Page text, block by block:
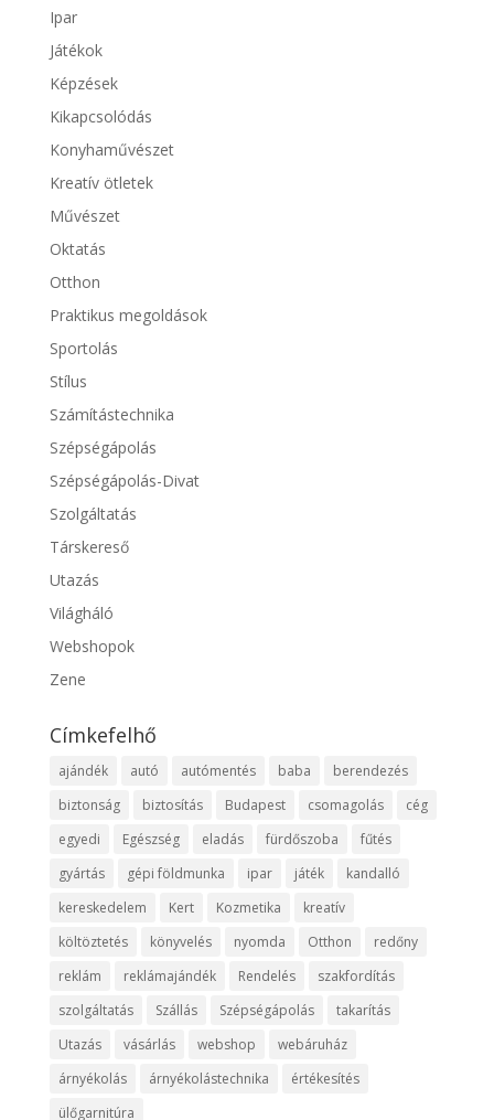
Ipar
Játékok
Képzések
Kikapcsolódás
Konyhaművészet
Kreatív ötletek
Művészet
Oktatás
Otthon
Praktikus megoldások
Sportolás
Stílus
Számítástechnika
Szépségápolás
Szépségápolás-Divat
Szolgáltatás
Társkereső
Utazás
Világháló
Webshopok
Zene
Címkefelhő
ajándék autó autómentés baba
berendezés
biztonság
biztosítás Budapest csomagolás
cég
egyedi
Egészség eladás fürdőszoba
fűtés
gyártás
gépi földmunka ipar játék
kandalló
kereskedelem
Kert Kozmetika
kreatív
költöztetés
könyvelés nyomda Otthon
redőny
reklám
reklámajándék Rendelés
szakfordítás
szolgáltatás
Szállás Szépségápolás
takarítás
Utazás
vásárlás webshop
webáruház
árnyékolás
árnyékolástechnika
értékesítés
ülőgarnitúra